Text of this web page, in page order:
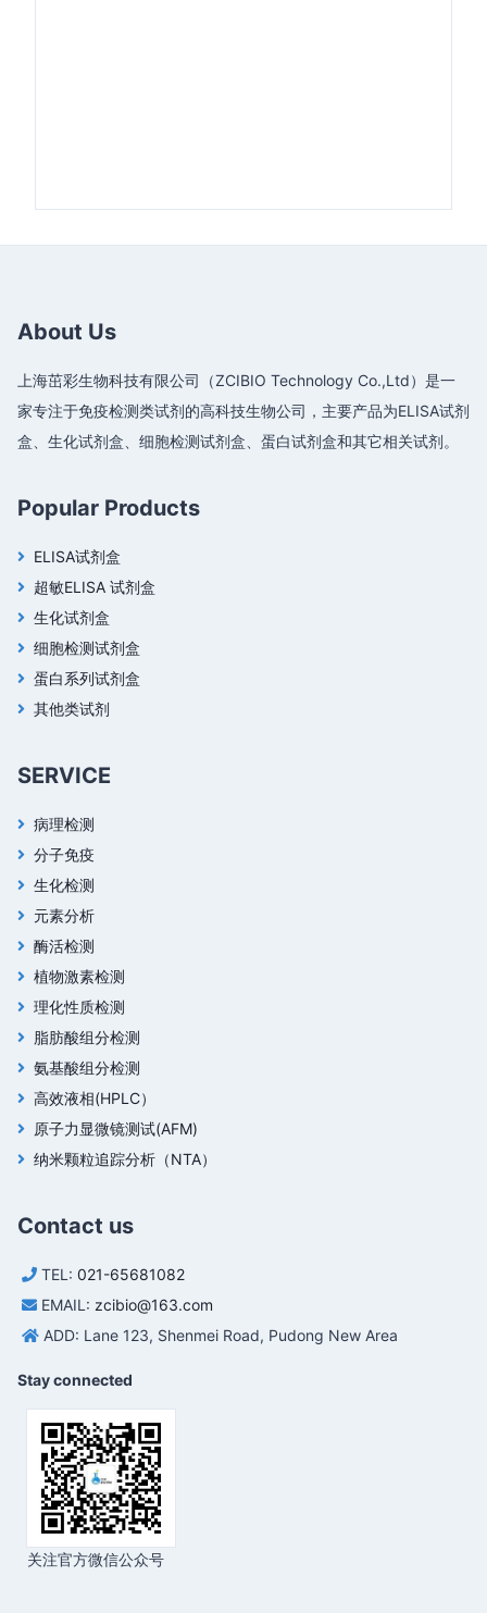
About Us
上海茁彩生物科技有限公司（ZCIBIO Technology Co.,Ltd）是一
家专注于免疫检测类试剂的高科技生物公司，主要产品为ELISA试剂
盒、生化试剂盒、细胞检测试剂盒、蛋白试剂盒和其它相关试剂。
Popular Products
ELISA试剂盒
超敏ELISA 试剂盒
生化试剂盒
细胞检测试剂盒
蛋白系列试剂盒
其他类试剂
SERVICE
病理检测
分子免疫
生化检测
元素分析
酶活检测
植物激素检测
理化性质检测
脂肪酸组分检测
氨基酸组分检测
高效液相(HPLC）
原子力显微镜测试(AFM)
纳米颗粒追踪分析（NTA）
Contact us
TEL: 021-65681082
EMAIL: zcibio@163.com
ADD: Lane 123, Shenmei Road, Pudong New Area
Stay connected
关注官方微信公众号